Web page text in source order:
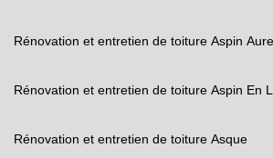
Rénovation et entretien de toiture Aspin Aure
Rénovation et entretien de toiture Aspin En
Rénovation et entretien de toiture Asque